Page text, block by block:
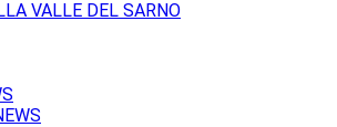
VALLE DEL SARNO